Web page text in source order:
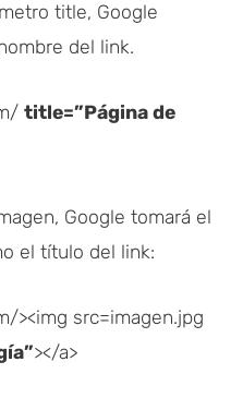
title, Google
del link.
title=”Página de
Google tomará el
el título del link:
><img src=imagen.jpg
></a>